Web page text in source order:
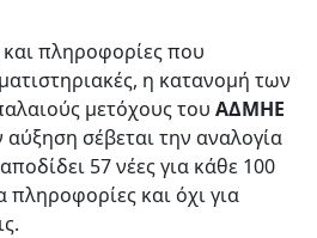
πληροφορίες που
η κατανομή των
μετόχους του ΑΔΜΗΕ
σέβεται την αναλογία
57 νέες για κάθε 100
πληροφορίες και όχι για